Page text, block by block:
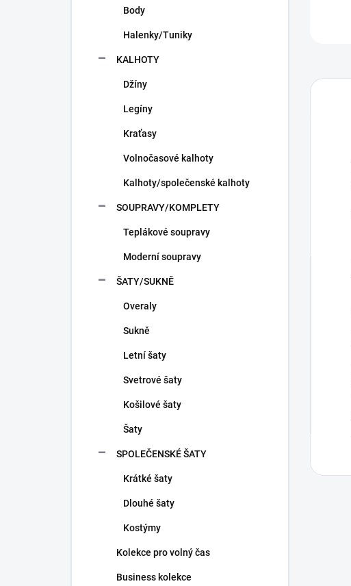
Body
Halenky/Tuniky
KALHOTY
Džíny
Legíny
Kraťasy
Volnočasové kalhoty
Kalhoty/společenské kalhoty
SOUPRAVY/KOMPLETY
Teplákové soupravy
Moderní soupravy
ŠATY/SUKNĚ
Overaly
Sukně
Letní šaty
Svetrové šaty
Košilové šaty
Šaty
SPOLEČENSKÉ ŠATY
Krátké šaty
Dlouhé šaty
Kostýmy
Kolekce pro volný čas
Business kolekce